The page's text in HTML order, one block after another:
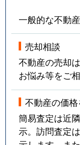
一般的な不動
売却相談
不動産の売却
お悩み等をご
不動産の価
簡易査定は近
示。訪問査定